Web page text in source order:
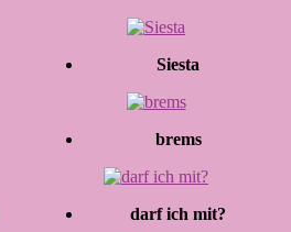
Siesta
brems
darf ich mit?